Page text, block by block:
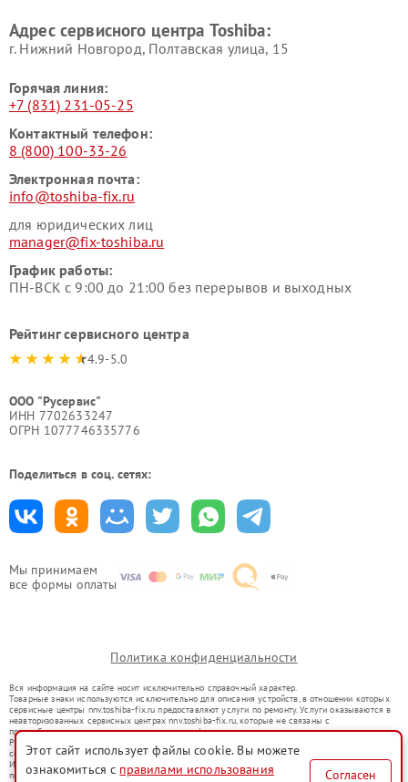
Мы принимаем
все формы оплаты
Адрес сервисного центра Toshiba:
г. Нижний Новгород, Полтавская улица, 15
Горячая линия:
+7 (831) 231-05-25
Контактный телефон:
8 (800) 100-33-26
Электронная почта:
info@toshiba-fix.ru
для юридических лиц
manager@fix-toshiba.ru
График работы:
ПН-ВСК с 9:00 до 21:00 без перерывов и выходных
Рейтинг сервисного центра
4.9-5.0
ООО "Русервис"
ИНН 7702633247
ОГРН 1077746335776
Поделиться в соц. сетях:
Политика конфиденциальности
Вся информация на сайте носит исключительно справочный характер.
Товарные знаки используются исключительно для описания устройств, в отношении которых
сервисные центры nnv.toshiba-fix.ru предоставляют услуги по ремонту. Услуги оказываются в
неавторизованных сервисных центрах nnv.toshiba-fix.ru, которые не связаны с
правообладателями товарных знаков или их официальными представителями.
Ремонт осуществляется для устройств, уже введенных в гражданский оборот в соответствии
со статьей 1487 ГК РФ.
Использование товарных знаков не преследует цели индивидуализации услуг или введения
потребителей в заблуждение, а служит для информирования о предоставляемых услугах по
Этот сайт использует файлы cookie. Вы можете
ознакомиться с правилами использования
Согласен